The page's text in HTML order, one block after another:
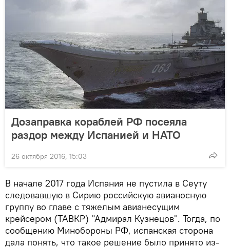
Дозаправка кораблей РФ посеяла
раздор между Испанией и НАТО
26 октября 2016, 15:03
В начале 2017 года Испания не пустила в Сеуту
следовавшую в Сирию российскую авианосную
группу во главе с тяжелым авианесущим
крейсером (ТАВКР) "Адмирал Кузнецов". Тогда, по
сообщению Минобороны РФ, испанская сторона
дала понять, что такое решение было принято из-